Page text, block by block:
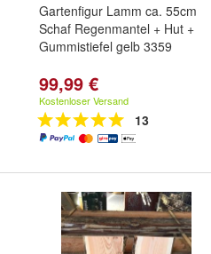
Gartenfigur Lamm ca. 55cm
Schaf Regenmantel + Hut +
Gummistiefel gelb 3359
99,99 €
Kostenloser Versand
13